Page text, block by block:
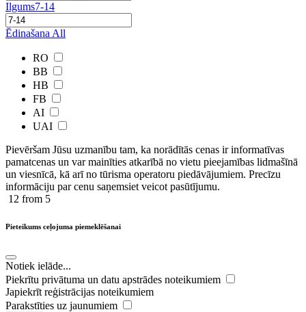
Ilgums7-14
Ēdinašana All
RO
BB
HB
FB
AI
UAI
Pievēršam Jūsu uzmanību tam, ka norādītās cenas ir ​informatīvas ​
pamatcenas un var mainīties atkarībā ​no ​vietu pieejamības lidmašīnā
un viesnīcā, kā arī no tūrisma operatoru piedāvājumiem. Precīzu
informāciju par cenu saņemsiet veicot pasūtījumu.
12 from 5
Pieteikums ceļojuma piemeklēšanai
Notiek ielāde...
Piekrītu privātuma un datu apstrādes noteikumiem
Japiekrīt reģistrācijas noteikumiem
Parakstīties uz jaunumiem